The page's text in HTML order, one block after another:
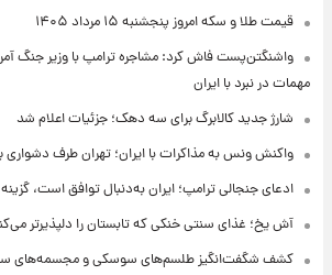
قیمت طلا و سکه امروز پنجشنبه ۱۵ مرداد ۱۴۰۵
واشنگتن‌پست فاش کرد: مشاجره ترامپ با وزیر جنگ
مهمات در نبرد با ایران
شارژ جدید کالابرگ برای سه دهک؛ جزئیات اعلام شد
واکنش ونس به مذاکرات با ایران؛ تهران طرف
ادعای جنجالی ترامپ؛ ایران به‌دنبال توافق است،
آش یخ؛ غذای سنتی خنکی که تابستان را دلپذیرتر
کشف شگفت‌انگیز طلسم‌های سوسکی و مجسمه‌های